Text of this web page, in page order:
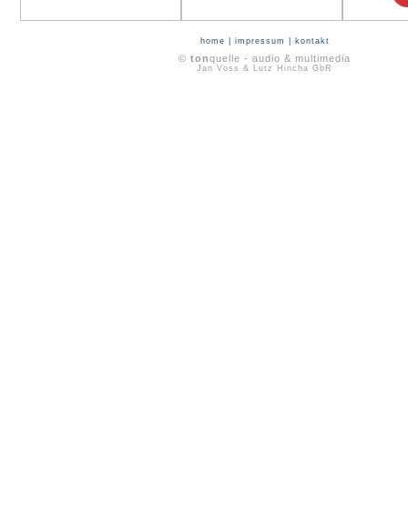
home impressum kontakt
© tonquelle - audio & multimedia
Jan Voss & Lutz Hincha GbR